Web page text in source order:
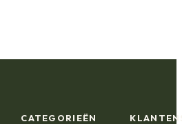
CATEGORIEËN